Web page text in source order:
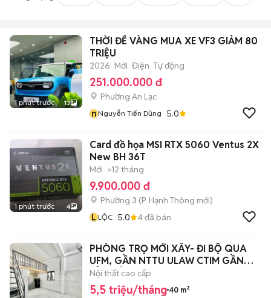
1 phút trước 13
THỜI ĐỂ VÀNG MUA XE VF3 GIẢM 80
TRIỆU
2026 Mới Điện Tự động
251.000.000 đ
Phường An Lạc
nNguyễn Tiến Dũng 5.0
1 phút trước 4
Card đồ họa MSI RTX 5060 Ventus 2X
New BH 36T
Mới >12 tháng
9.900.000 đ
Phường 3 (P. Hạnh Thông mới)
L LỘC 5.0 4đã bán
PHÒNG TRỌ MỚI XÂY- ĐI BỘ QUA
UFM, GẦN NTTU ULAW CTIM GẦN
CẦU TÂN THUẬN
Nội thất cao cấp
5,5 triệu/tháng 40 m²